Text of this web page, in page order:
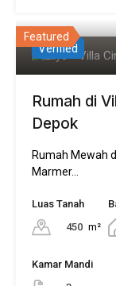
Featured
Verified
Rumah di
Depok
Rumah Mewah
Marmer…
Luas Tanah
450 m²
Kamar Mandi